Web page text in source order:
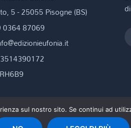
5 - 25055 Pisogne (BS)
0364 87069
sul nostro sito. Se continui ad